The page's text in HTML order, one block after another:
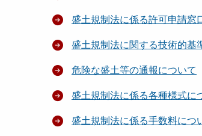
盛土規制法に係る許可申請窓
盛土規制法に関する技術的基
危険な盛土等の通報について
盛土規制法に係る各種様式に
盛土規制法に係る手数料につ